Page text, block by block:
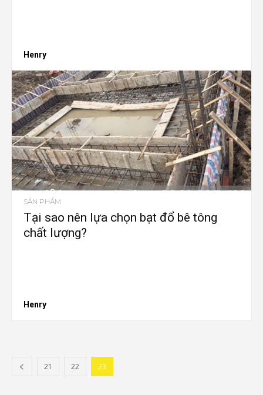
Henry
SẢN PHẨM
Tại sao nên lựa chọn bạt đổ bê tông
chất lượng?
Henry
21 22 23